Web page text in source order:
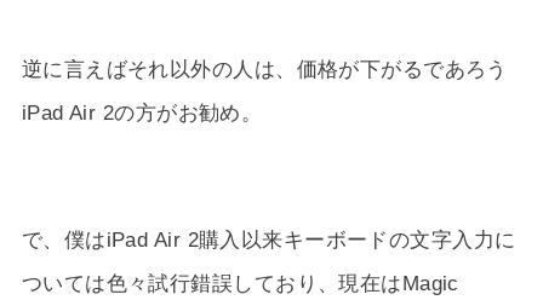
逆に言えばそれ以外の人は、価格が下がるであろう
iPad Air 2の方がお勧め。
で、僕はiPad Air 2購入以来キーボードの文字入力に
ついては色々試行錯誤しており、現在はMagic